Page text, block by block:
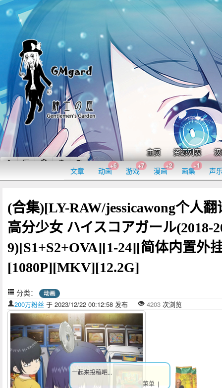
主页 资源列表
文章 动画
+6
游戏
+7
漫画
+2
画集
+1
声
(合集)[LY-RAW/jessicawong个人翻
高分少女 ハイスコアガール(2018-
9)[S1+S2+OVA][1-24][简体内置外
[1080P][MKV][12.2G]
分类： 动画
200万粉丝 于 2023/12/22 00:12:58 发布 4203 次浏览
一起来投稿吧...
| 菜单 |